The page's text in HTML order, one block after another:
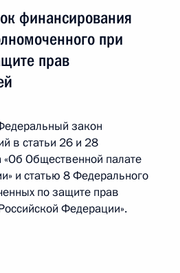
финансирования
при
прав
закон
в статьи 26 и 28
Общественной палате
и статью 8 Федерального
по защите прав
Федерации».